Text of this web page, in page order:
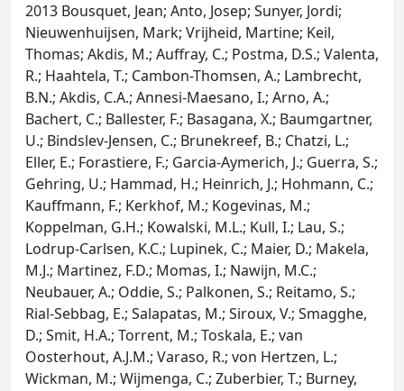
2013 Bousquet, Jean; Anto, Josep; Sunyer, Jordi;
Nieuwenhuijsen, Mark; Vrijheid, Martine; Keil,
Thomas; Akdis, M.; Auffray, C.; Postma, D.S.; Valenta,
R.; Haahtela, T.; Cambon-Thomsen, A.; Lambrecht,
B.N.; Akdis, C.A.; Annesi-Maesano, I.; Arno, A.;
Bachert, C.; Ballester, F.; Basagana, X.; Baumgartner,
U.; Bindslev-Jensen, C.; Brunekreef, B.; Chatzi, L.;
Eller, E.; Forastiere, F.; Garcia-Aymerich, J.; Guerra, S.;
Gehring, U.; Hammad, H.; Heinrich, J.; Hohmann, C.;
Kauffmann, F.; Kerkhof, M.; Kogevinas, M.;
Koppelman, G.H.; Kowalski, M.L.; Kull, I.; Lau, S.;
Lodrup-Carlsen, K.C.; Lupinek, C.; Maier, D.; Makela,
M.J.; Martinez, F.D.; Momas, I.; Nawijn, M.C.;
Neubauer, A.; Oddie, S.; Palkonen, S.; Reitamo, S.;
Rial-Sebbag, E.; Salapatas, M.; Siroux, V.; Smagghe,
D.; Smit, H.A.; Torrent, M.; Toskala, E.; van
Oosterhout, A.J.M.; Varaso, R.; von Hertzen, L.;
Wickman, M.; Wijmenga, C.; Zuberbier, T.; Burney,